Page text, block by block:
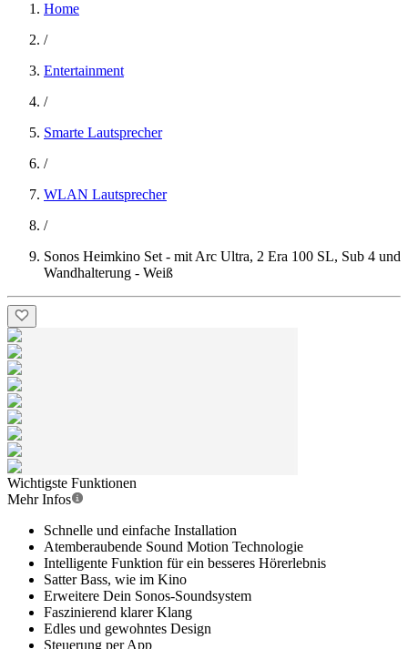
Home
/
Entertainment
/
Smarte Lautsprecher
/
WLAN Lautsprecher
/
Sonos Heimkino Set - mit Arc Ultra, 2 Era 100 SL, Sub 4 und
Wandhalterung - Weiß
Wichtigste Funktionen
Mehr Infos
Schnelle und einfache Installation
Atemberaubende Sound Motion Technologie
Intelligente Funktion für ein besseres Hörerlebnis
Satter Bass, wie im Kino
Erweitere Dein Sonos-Soundsystem
Faszinierend klarer Klang
Edles und gewohntes Design
Steuerung per App